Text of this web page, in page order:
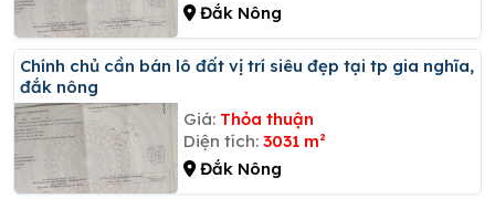
Đắk Nông
Chính chủ cần bán lô đất vị trí siêu đẹp tại tp gia nghĩa,
đắk nông
Giá: Thỏa thuận
Diện tích: 3031 m²
Đắk Nông